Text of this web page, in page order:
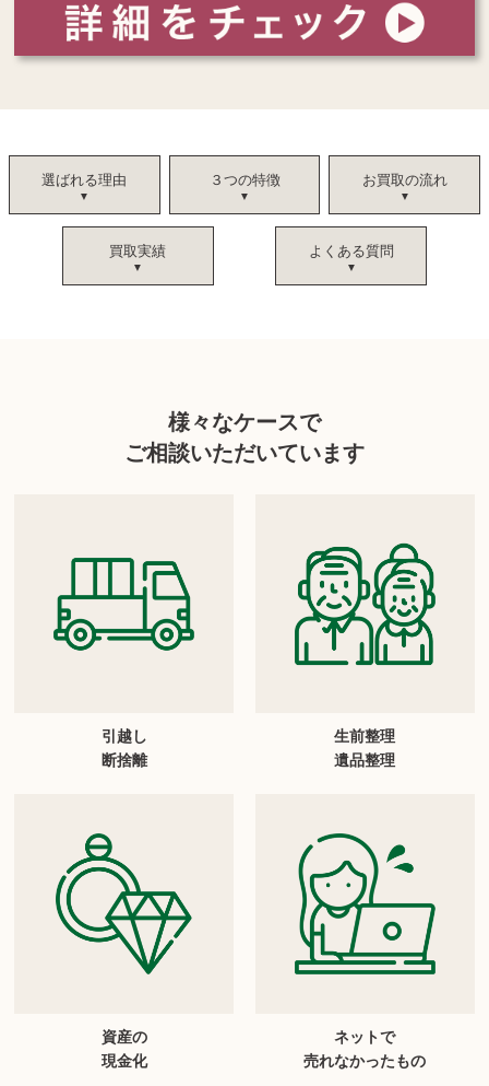
選ばれる理由 ３つの特徴 お買取の流れ
買取実績 よくある質問
様々なケースで
ご相談いただいています
引越し
断捨離
生前整理
遺品整理
資産の
現金化
ネットで
売れなかったもの